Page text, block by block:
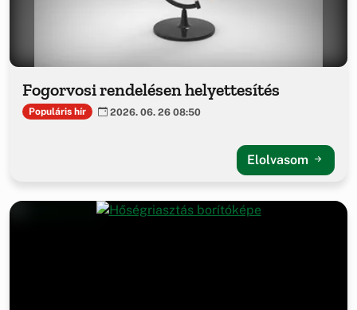
Fogorvosi rendelésen helyettesítés
Populáris hír 2026. 06. 26 08:50
Elolvasom